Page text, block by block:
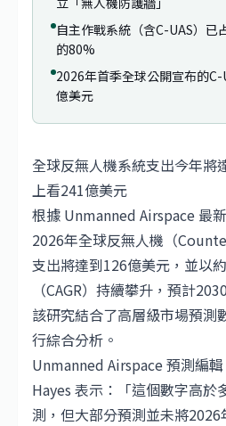
自主作戰系統（含C-UAS）已
的80%
2026年首季全球公開宣布的
億美元
全球反無人機系統支出今年將
上看241億美元
根據 Unmanned Airspace 最
2026年全球反無人機（
支出將達到126億美元，並以
（CAGR）持續攀升，預計
該研究結合了高層級市場預測
行綜合分析。
Unmanned Airspace 預測編
Hayes 表示：「這個數字高於
測，但大部分預測並未將